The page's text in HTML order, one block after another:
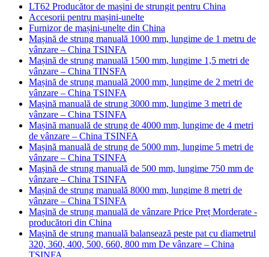
LT62 Producător de mașini de strungit pentru China
Accesorii pentru mașini-unelte
Furnizor de mașini-unelte din China
Mașină de strung manuală 1000 mm, lungime de 1 metru de
vânzare – China TSINFA
Mașină de strung manuală 1500 mm, lungime 1,5 metri de
vânzare – China TINSFA
Mașină de strung manuală 2000 mm, lungime de 2 metri de
vânzare – China TSINFA
Mașină manuală de strung 3000 mm, lungime 3 metri de
vânzare – China TSINFA
Mașină manuală de strung de 4000 mm, lungime de 4 metri
de vânzare – China TSINFA
Mașină manuală de strung de 5000 mm, lungime 5 metri de
vânzare – China TSINFA
Mașină de strung manuală de 500 mm, lungime 750 mm de
vânzare – China TSINFA
Mașină de strung manuală 8000 mm, lungime 8 metri de
vânzare – China TSINFA
Mașină de strung manuală de vânzare Price Preț Morderate -
producători din China
Mașină de strung manuală balansează peste pat cu diametrul
320, 360, 400, 500, 660, 800 mm De vânzare – China
TSINFA